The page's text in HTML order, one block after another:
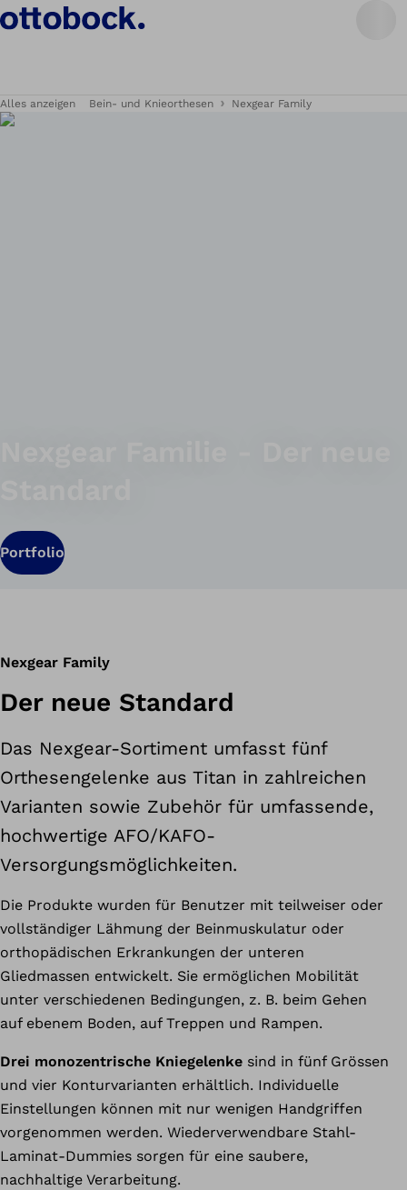
Alles anzeigen Bein- und Knieorthesen Nexgear Family
Portfolio
Nexgear Family
Der neue Standard
Das Nexgear-Sortiment umfasst fünf
Orthesengelenke aus Titan in zahlreichen
Varianten sowie Zubehör für umfassende,
hochwertige AFO/KAFO-
Versorgungsmöglichkeiten.
Die Produkte wurden für Benutzer mit teilweiser oder
vollständiger Lähmung der Beinmuskulatur oder
orthopädischen Erkrankungen der unteren
Gliedmassen entwickelt. Sie ermöglichen Mobilität
unter verschiedenen Bedingungen, z. B. beim Gehen
auf ebenem Boden, auf Treppen und Rampen.
Drei monozentrische Kniegelenke sind in fünf Grössen
und vier Konturvarianten erhältlich. Individuelle
Einstellungen können mit nur wenigen Handgriffen
vorgenommen werden. Wiederverwendbare Stahl-
Laminat-Dummies sorgen für eine saubere,
nachhaltige Verarbeitung.